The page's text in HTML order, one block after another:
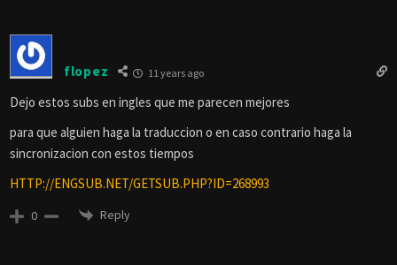
flopez 11 years ago
Dejo estos subs en ingles que me parecen mejores
para que alguien haga la traduccion o en caso contrario haga la
sincronizacion con estos tiempos
HTTP://ENGSUB.NET/GETSUB.PHP?ID=268993
0 Reply